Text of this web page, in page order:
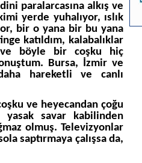
paralarcasına alkış ve
yerde yuhalıyor, ıslık
bir o yana bir bu yana
katıldım, kalabalıklar
böyle bir coşku hiç
Bursa, İzmir ve
hareketli ve canlı
ve heyecandan çoğu
savar kabilinden
olmuş. Televizyonlar
saptırmaya çalışsa da,